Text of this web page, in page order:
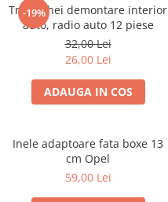
-19%
Trusa chei demontare interior
auto, radio auto 12 piese
32,00 Lei
26,00 Lei
ADAUGA IN COS
Inele adaptoare fata boxe 13
cm Opel
59,00 Lei